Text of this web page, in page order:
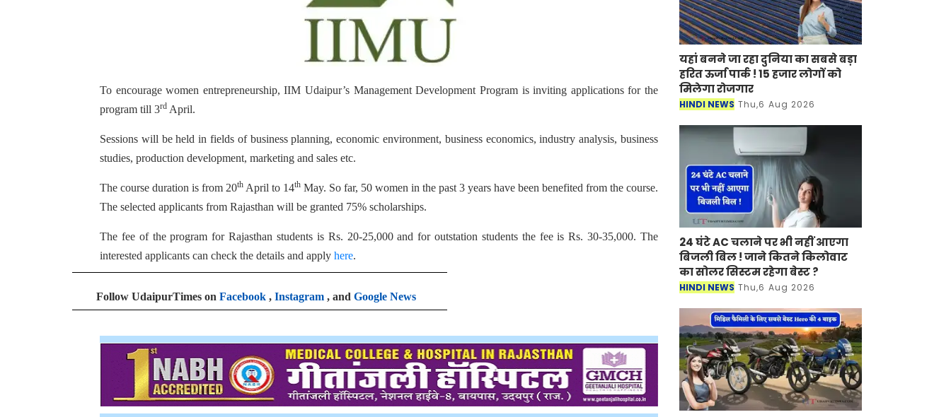
To encourage women entrepreneurship, IIM Udaipur’s Management Development Program is inviting applications for the
program till 3rd April.
Sessions will be held in fields of business planning, economic environment, business economics, industry analysis, business
studies, production development, marketing and sales etc.
The course duration is from 20th April to 14th May. So far, 50 women in the past 3 years have been benefited from the course.
The selected applicants from Rajasthan will be granted 75% scholarships.
The fee of the program for Rajasthan students is Rs. 20-25,000 and for outstation students the fee is Rs. 30-35,000. The
interested applicants can check the details and apply here.
Follow UdaipurTimes on Facebook , Instagram , and Google News
यहां बनने जा रहा दुनिया का सबसे बड़ा
हरित ऊर्जा पार्क ! 15 हजार लोगों को
मिलेगा रोजगार
HINDI NEWS Thu,6 Aug 2026
24 घंटे AC चलाने पर भी नहीं आएगा
बिजली बिल ! जाने कितने किलोवाट
का सोलर सिस्टम रहेगा बेस्ट ?
HINDI NEWS Thu,6 Aug 2026